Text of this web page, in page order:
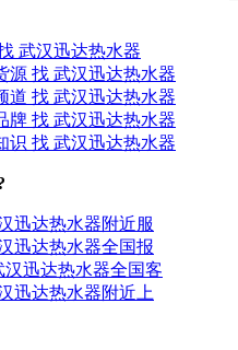
武汉迅达热水器
源 找 武汉迅达热水器
道 找 武汉迅达热水器
牌 找 武汉迅达热水器
识 找 武汉迅达热水器
迅达热水器附近服
迅达热水器全国报
汉迅达热水器全国客
迅达热水器附近上